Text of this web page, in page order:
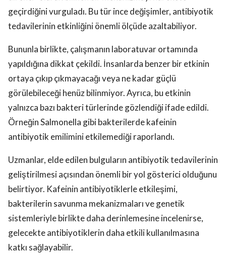
geçirdiğini vurguladı. Bu tür ince değişimler, antibiyotik
tedavilerinin etkinliğini önemli ölçüde azaltabiliyor.
Bununla birlikte, çalışmanın laboratuvar ortamında
yapıldığına dikkat çekildi. İnsanlarda benzer bir etkinin
ortaya çıkıp çıkmayacağı veya ne kadar güçlü
görülebileceği henüz bilinmiyor. Ayrıca, bu etkinin
yalnızca bazı bakteri türlerinde gözlendiği ifade edildi.
Örneğin Salmonella gibi bakterilerde kafeinin
antibiyotik emilimini etkilemediği raporlandı.
Uzmanlar, elde edilen bulguların antibiyotik tedavilerinin
geliştirilmesi açısından önemli bir yol gösterici olduğunu
belirtiyor. Kafeinin antibiyotiklerle etkileşimi,
bakterilerin savunma mekanizmaları ve genetik
sistemleriyle birlikte daha derinlemesine incelenirse,
gelecekte antibiyotiklerin daha etkili kullanılmasına
katkı sağlayabilir.